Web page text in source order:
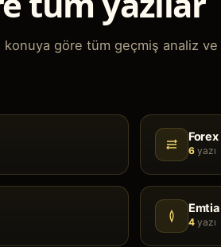
göre tüm geçmiş analiz ve
Forex
6 yazı
Emtia
4 yazı